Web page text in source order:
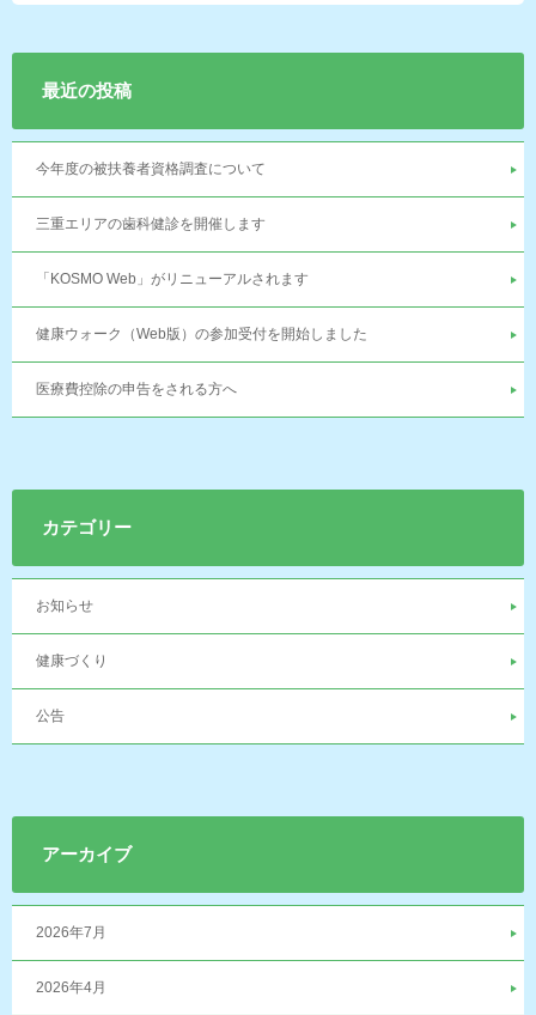
最近の投稿
今年度の被扶養者資格調査について
三重エリアの歯科健診を開催します
「KOSMO Web」がリニューアルされます
健康ウォーク（Web版）の参加受付を開始しました
医療費控除の申告をされる方へ
カテゴリー
お知らせ
健康づくり
公告
アーカイブ
2026年7月
2026年4月